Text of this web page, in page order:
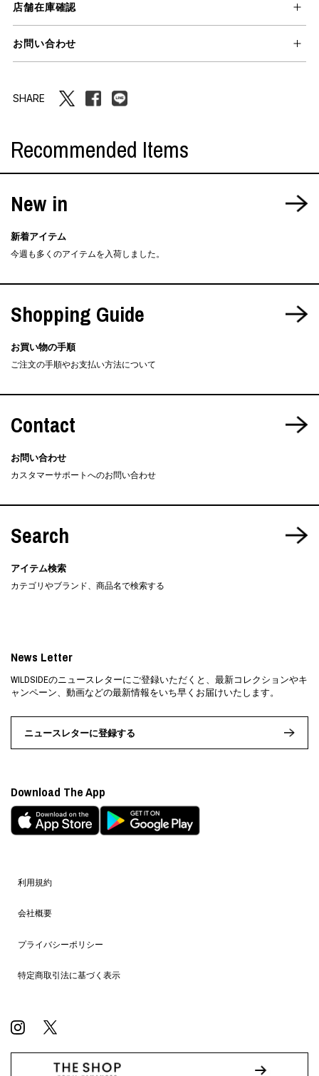
店舗在庫確認
お問い合わせ
SHARE
Recommended Items
New in
新着アイテム
今週も多くのアイテムを入荷しました。
Shopping Guide
お買い物の手順
ご注文の手順やお支払い方法について
Contact
お問い合わせ
カスタマーサポートへのお問い合わせ
Search
アイテム検索
カテゴリやブランド、商品名で検索する
利用規約
会社概要
プライバシーポリシー
特定商取引法に基づく表示
News Letter
WILDSIDEのニュースレターにご登録いただくと、最新コレクションやキ
ャンペーン、動画などの最新情報をいち早くお届けいたします。
ニュースレターに登録する
Download The App